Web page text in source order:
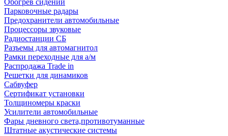
Обогрев сидений
Парковочные радары
Предохранители автомобильные
Процессоры звуковые
Радиостанции СБ
Разъемы для автомагнитол
Рамки переходные для а/м
Распродажа Trade in
Решетки для динамиков
Сабвуфер
Сертификат установки
Толщиномеры краски
Усилители автомобильные
Фары дневного света,противотуманные
Штатные акустические системы